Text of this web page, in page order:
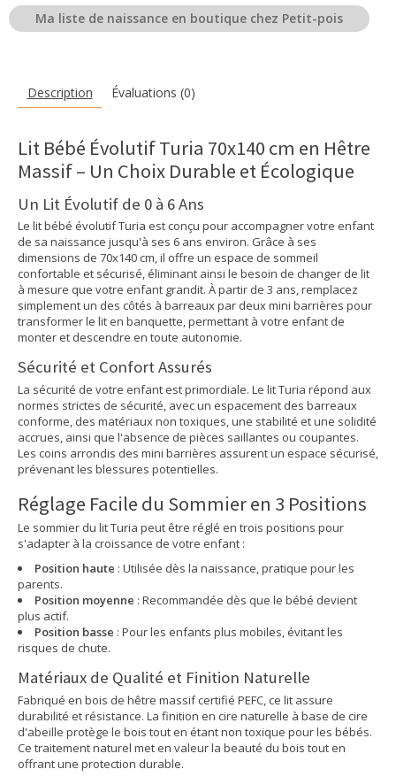
Ma liste de naissance en boutique chez Petit-pois
Description Évaluations (0)
Lit Bébé Évolutif Turia 70x140 cm en Hêtre
Massif – Un Choix Durable et Écologique
Un Lit Évolutif de 0 à 6 Ans
Le lit bébé évolutif Turia est conçu pour accompagner votre enfant
de sa naissance jusqu'à ses 6 ans environ. Grâce à ses
dimensions de 70x140 cm, il offre un espace de sommeil
confortable et sécurisé, éliminant ainsi le besoin de changer de lit
à mesure que votre enfant grandit. À partir de 3 ans, remplacez
simplement un des côtés à barreaux par deux mini barrières pour
transformer le lit en banquette, permettant à votre enfant de
monter et descendre en toute autonomie.
Sécurité et Confort Assurés
La sécurité de votre enfant est primordiale. Le lit Turia répond aux
normes strictes de sécurité, avec un espacement des barreaux
conforme, des matériaux non toxiques, une stabilité et une solidité
accrues, ainsi que l'absence de pièces saillantes ou coupantes.
Les coins arrondis des mini barrières assurent un espace sécurisé,
prévenant les blessures potentielles.
Réglage Facile du Sommier en 3 Positions
Le sommier du lit Turia peut être réglé en trois positions pour
s'adapter à la croissance de votre enfant :
Position haute : Utilisée dès la naissance, pratique pour les
parents.
Position moyenne : Recommandée dès que le bébé devient
plus actif.
Position basse : Pour les enfants plus mobiles, évitant les
risques de chute.
Matériaux de Qualité et Finition Naturelle
Fabriqué en bois de hêtre massif certifié PEFC, ce lit assure
durabilité et résistance. La finition en cire naturelle à base de cire
d'abeille protège le bois tout en étant non toxique pour les bébés.
Ce traitement naturel met en valeur la beauté du bois tout en
offrant une protection durable.